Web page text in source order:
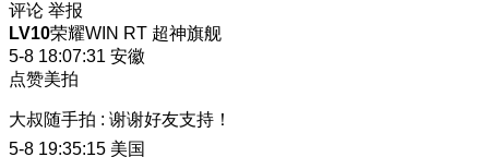
评论 举报
LV10荣耀WIN RT 超神旗舰
5-8 18:07:31 安徽
点赞美拍
大叔随手拍 : 谢谢好友支持！
5-8 19:35:15 美国